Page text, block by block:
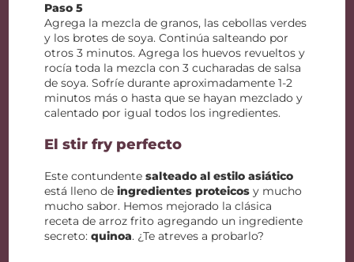
Paso 5
Agrega la mezcla de granos, las cebollas verdes
y los brotes de soya. Continúa salteando por
otros 3 minutos. Agrega los huevos revueltos y
rocía toda la mezcla con 3 cucharadas de salsa
de soya. Sofríe durante aproximadamente 1-2
minutos más o hasta que se hayan mezclado y
calentado por igual todos los ingredientes.
El stir fry perfecto
Este contundentesalteado al estilo asiático
está lleno deingredientes proteicos y mucho
mucho sabor. Hemos mejorado la clásica
receta de arroz frito agregando un ingrediente
secreto:quinoa. ¿Te atreves a probarlo?